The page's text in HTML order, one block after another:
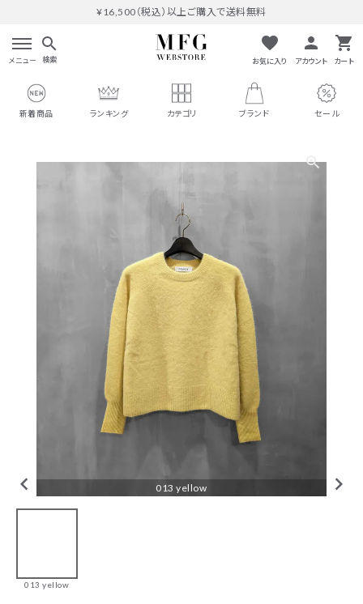
¥16,500（税込）以上ご購入で送料無料
メニュー
search
検索
favorite
お気に入り
person
アカウント
shopping_cart
カート
新着商品 ランキング カテゴリ ブランド セール
search
#THOMAS MAGPIE
#MARGAUX VINTAGE
#M53.
#イチパーセント
絞り込んで検索
CHECKED ITEM
ト）｜Fox
Cashmere Crew-
013 yellow
013 yellow